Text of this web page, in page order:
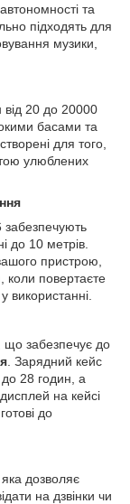
та
підходять для
музики,
від 20 до 20000
басами та
для того,
улюблених
забезпечують
до 10 метрів.
пристрою,
коли повертаєте
використанні.
забезпечує до
. Зарядний кейс
28 годин, а
на кейсі
до
дозволяє
на дзвінки чи